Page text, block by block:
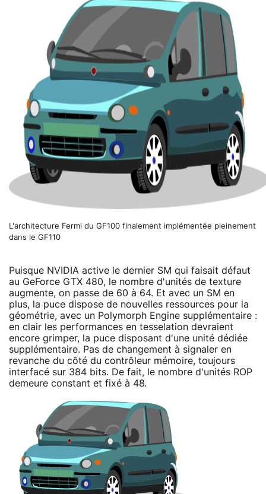
L'architecture Fermi du GF100 finalement implémentée pleinement
dans le GF110
Puisque NVIDIA active le dernier SM qui faisait défaut
au GeForce GTX 480, le nombre d'unités de texture
augmente, on passe de 60 à 64. Et avec un SM en
plus, la puce dispose de nouvelles ressources pour la
géométrie, avec un Polymorph Engine supplémentaire :
en clair les performances en tesselation devraient
encore grimper, la puce disposant d'une unité dédiée
supplémentaire. Pas de changement à signaler en
revanche du côté du contrôleur mémoire, toujours
interfacé sur 384 bits. De fait, le nombre d'unités ROP
demeure constant et fixé à 48.